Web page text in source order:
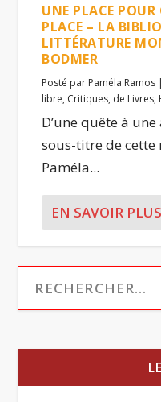
UNE PLACE
PLACE – LA
LITTÉRATURE
BODMER
Posté par Paméla Ramos |
libre, Critiques, de Livres,
D’une quête à
sous-titre de
Paméla...
EN SAVOIR PLUS